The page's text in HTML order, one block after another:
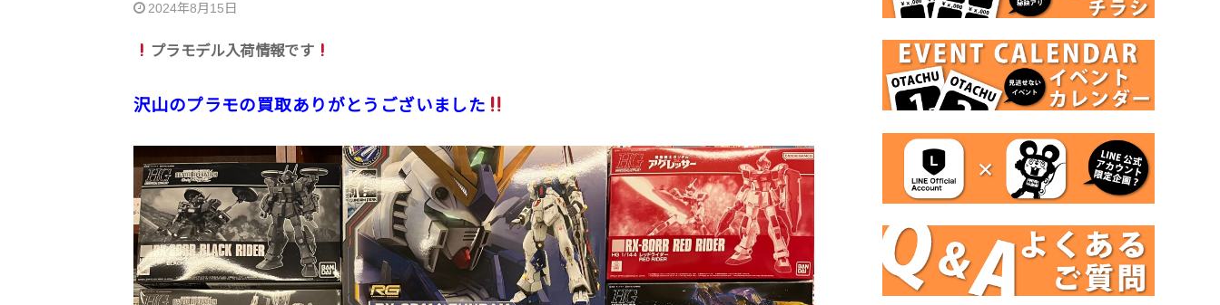
2024年8月15日
プラモデル入荷情報です
沢山のプラモの買取ありがとうございました